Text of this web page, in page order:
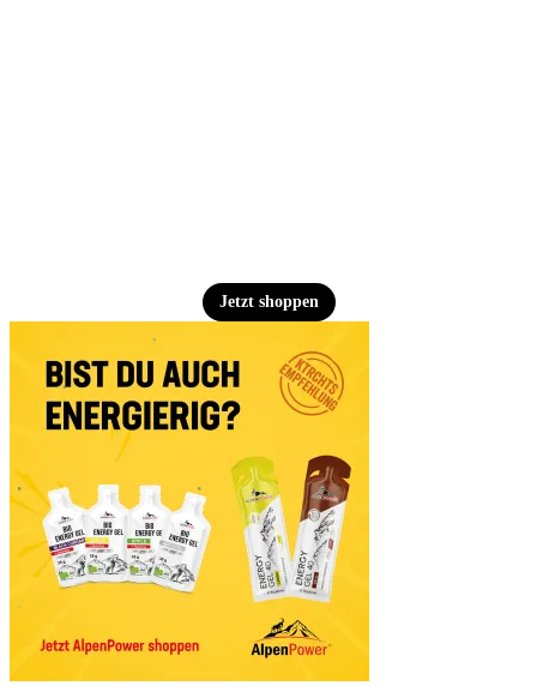
Jetzt shoppen